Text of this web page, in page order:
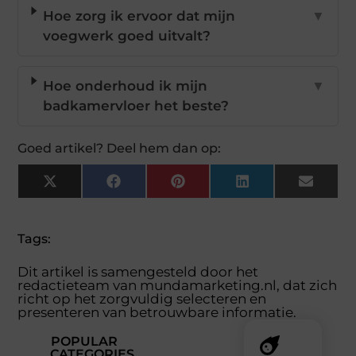
Hoe zorg ik ervoor dat mijn
voegwerk goed uitvalt?
▼
Hoe onderhoud ik mijn
badkamervloer het beste?
▼
Goed artikel? Deel hem dan op:
X
(Twitter)
FacebookPinterestLinkedInEmail
Tags:
Dit artikel is samengesteld door het
redactieteam van mundamarketing.nl, dat zich
richt op het zorgvuldig selecteren en
presenteren van betrouwbare informatie.
POPULAR